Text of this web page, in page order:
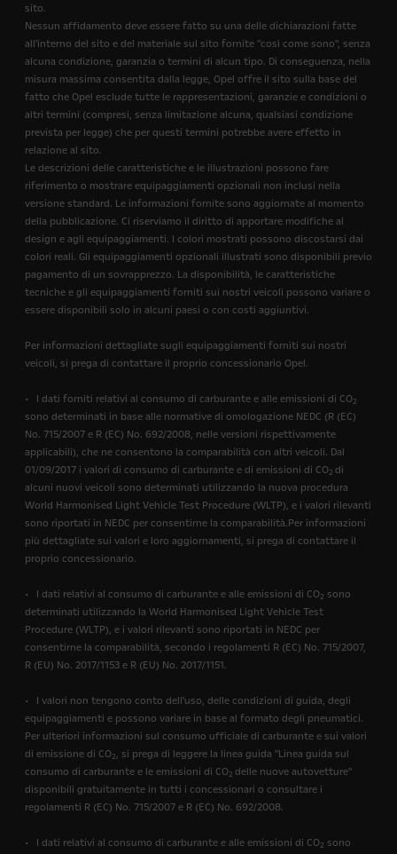
sito.
Nessun affidamento deve essere fatto su una delle dichiarazioni fatte
all'interno del sito e del materiale sul sito fornite "così come sono", senza
alcuna condizione, garanzia o termini di alcun tipo. Di conseguenza, nella
misura massima consentita dalla legge, Opel offre il sito sulla base del
fatto che Opel esclude tutte le rappresentazioni, garanzie e condizioni o
altri termini (compresi, senza limitazione alcuna, qualsiasi condizione
prevista per legge) che per questi termini potrebbe avere effetto in
relazione al sito.
Le descrizioni delle caratteristiche e le illustrazioni possono fare
riferimento o mostrare equipaggiamenti opzionali non inclusi nella
versione standard. Le informazioni fornite sono aggiornate al momento
della pubblicazione. Ci riserviamo il diritto di apportare modifiche al
design e agli equipaggiamenti. I colori mostrati possono discostarsi dai
colori reali. Gli equipaggiamenti opzionali illustrati sono disponibili previo
pagamento di un sovrapprezzo. La disponibilità, le caratteristiche
tecniche e gli equipaggiamenti forniti sui nostri veicoli possono variare o
essere disponibili solo in alcuni paesi o con costi aggiuntivi.
Per informazioni dettagliate sugli equipaggiamenti forniti sui nostri
veicoli, si prega di contattare il proprio concessionario Opel.
• I dati forniti relativi al consumo di carburante e alle emissioni di CO2
sono determinati in base alle normative di omologazione NEDC (R (EC)
No. 715/2007 e R (EC) No. 692/2008, nelle versioni rispettivamente
applicabili), che ne consentono la comparabilità con altri veicoli. Dal
01/09/2017 i valori di consumo di carburante e di emissioni di CO2 di
alcuni nuovi veicoli sono determinati utilizzando la nuova procedura
World Harmonised Light Vehicle Test Procedure (WLTP), e i valori rilevanti
sono riportati in NEDC per consentirne la comparabilità.Per informazioni
più dettagliate sui valori e loro aggiornamenti, si prega di contattare il
proprio concessionario.
• I dati relativi al consumo di carburante e alle emissioni di CO2 sono
determinati utilizzando la World Harmonised Light Vehicle Test
Procedure (WLTP), e i valori rilevanti sono riportati in NEDC per
consentirne la comparabilità, secondo i regolamenti R (EC) No. 715/2007,
R (EU) No. 2017/1153 e R (EU) No. 2017/1151.
• I valori non tengono conto dell'uso, delle condizioni di guida, degli
equipaggiamenti e possono variare in base al formato degli pneumatici.
Per ulteriori informazioni sul consumo ufficiale di carburante e sui valori
di emissione di CO2, si prega di leggere la linea guida "Linea guida sul
consumo di carburante e le emissioni di CO2 delle nuove autovetture"
disponibili gratuitamente in tutti i concessionari o consultare i
regolamenti R (EC) No. 715/2007 e R (EC) No. 692/2008.
• I dati relativi al consumo di carburante e alle emissioni di CO2 sono